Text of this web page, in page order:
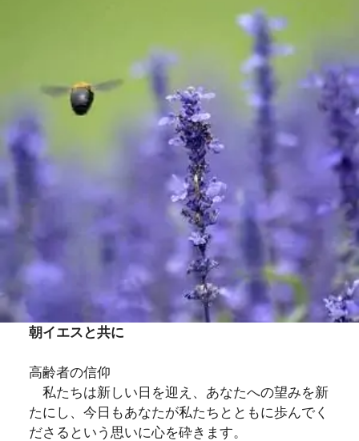
朝イエスと共に
高齢者の信仰
私たちは新しい日を迎え、あなたへの望みを新
たにし、今日もあなたが私たちとともに歩んでく
ださるという思いに心を砕きます。